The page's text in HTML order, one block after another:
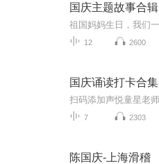
国庆主题故事合辑
12 2600
国庆诵读打卡合集
7 2303
陈国庆-上海滑稽